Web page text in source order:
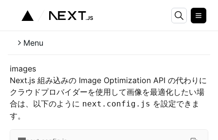
Menu
images
Next.js 組み込みの Image Optimization API の代わりに
クラウドプロバイダーを使用して画像を最適化したい場
合は、以下のように next.config.js を設定できま
す。